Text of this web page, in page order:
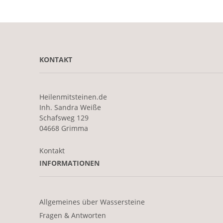
KONTAKT
Heilenmitsteinen.de
Inh. Sandra Weiße
Schafsweg 129
04668 Grimma
Kontakt
INFORMATIONEN
Allgemeines über Wassersteine
Fragen & Antworten